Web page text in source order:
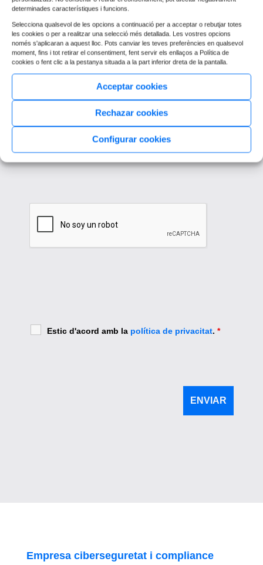
determinades característiques i funcions.
Selecciona qualsevol de les opcions a continuació per a acceptar o rebutjar totes
les cookies o per a realitzar una selecció més detallada. Les vostres opcions
només s'aplicaran a aquest lloc. Pots canviar les teves preferències en qualsevol
moment, fins i tot retirar el consentiment, fent servir els enllaços a Política de
cookies o fent clic a la pestanya situada a la part inferior dreta de la pantalla.
Acceptar cookies
Rechazar cookies
Configurar cookies
Estic d'acord amb lapolítica de privacitat. *
Empresa ciberseguretat i compliance